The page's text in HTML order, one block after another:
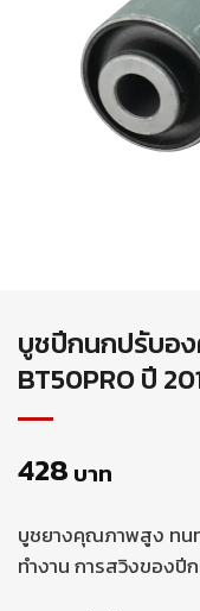
บูชปีกนกปรับอง
BT50PRO ปี
428 บาท
บูชยางคุณภาพสูง ทนท
ทำงาน การสวิงของปี